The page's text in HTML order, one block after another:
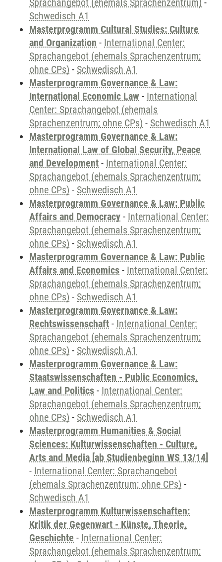
Sprachangebot (ehemals Sprachenzentrum) -
Schwedisch A1
Masterprogramm Cultural Studies: Culture
and Organization - International Center:
Sprachangebot (ehemals Sprachenzentrum;
ohne CPs) - Schwedisch A1
Masterprogramm Governance & Law:
International Economic Law - International
Center: Sprachangebot (ehemals
Sprachenzentrum; ohne CPs) - Schwedisch A1
Masterprogramm Governance & Law:
International Law of Global Security, Peace
and Development - International Center:
Sprachangebot (ehemals Sprachenzentrum;
ohne CPs) - Schwedisch A1
Masterprogramm Governance & Law: Public
Affairs and Democracy - International Center:
Sprachangebot (ehemals Sprachenzentrum;
ohne CPs) - Schwedisch A1
Masterprogramm Governance & Law: Public
Affairs and Economics - International Center:
Sprachangebot (ehemals Sprachenzentrum;
ohne CPs) - Schwedisch A1
Masterprogramm Governance & Law:
Rechtswissenschaft - International Center:
Sprachangebot (ehemals Sprachenzentrum;
ohne CPs) - Schwedisch A1
Masterprogramm Governance & Law:
Staatswissenschaften - Public Economics,
Law and Politics - International Center:
Sprachangebot (ehemals Sprachenzentrum;
ohne CPs) - Schwedisch A1
Masterprogramm Humanities & Social
Sciences: Kulturwissenschaften - Culture,
Arts and Media [ab Studienbeginn WS 13/14]
- International Center: Sprachangebot
(ehemals Sprachenzentrum; ohne CPs) -
Schwedisch A1
Masterprogramm Kulturwissenschaften:
Kritik der Gegenwart - Künste, Theorie,
Geschichte - International Center:
Sprachangebot (ehemals Sprachenzentrum;